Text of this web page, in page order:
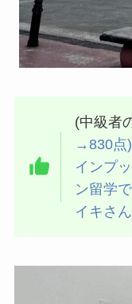
(中級者
→830点
インプ
ン留学
イキさん